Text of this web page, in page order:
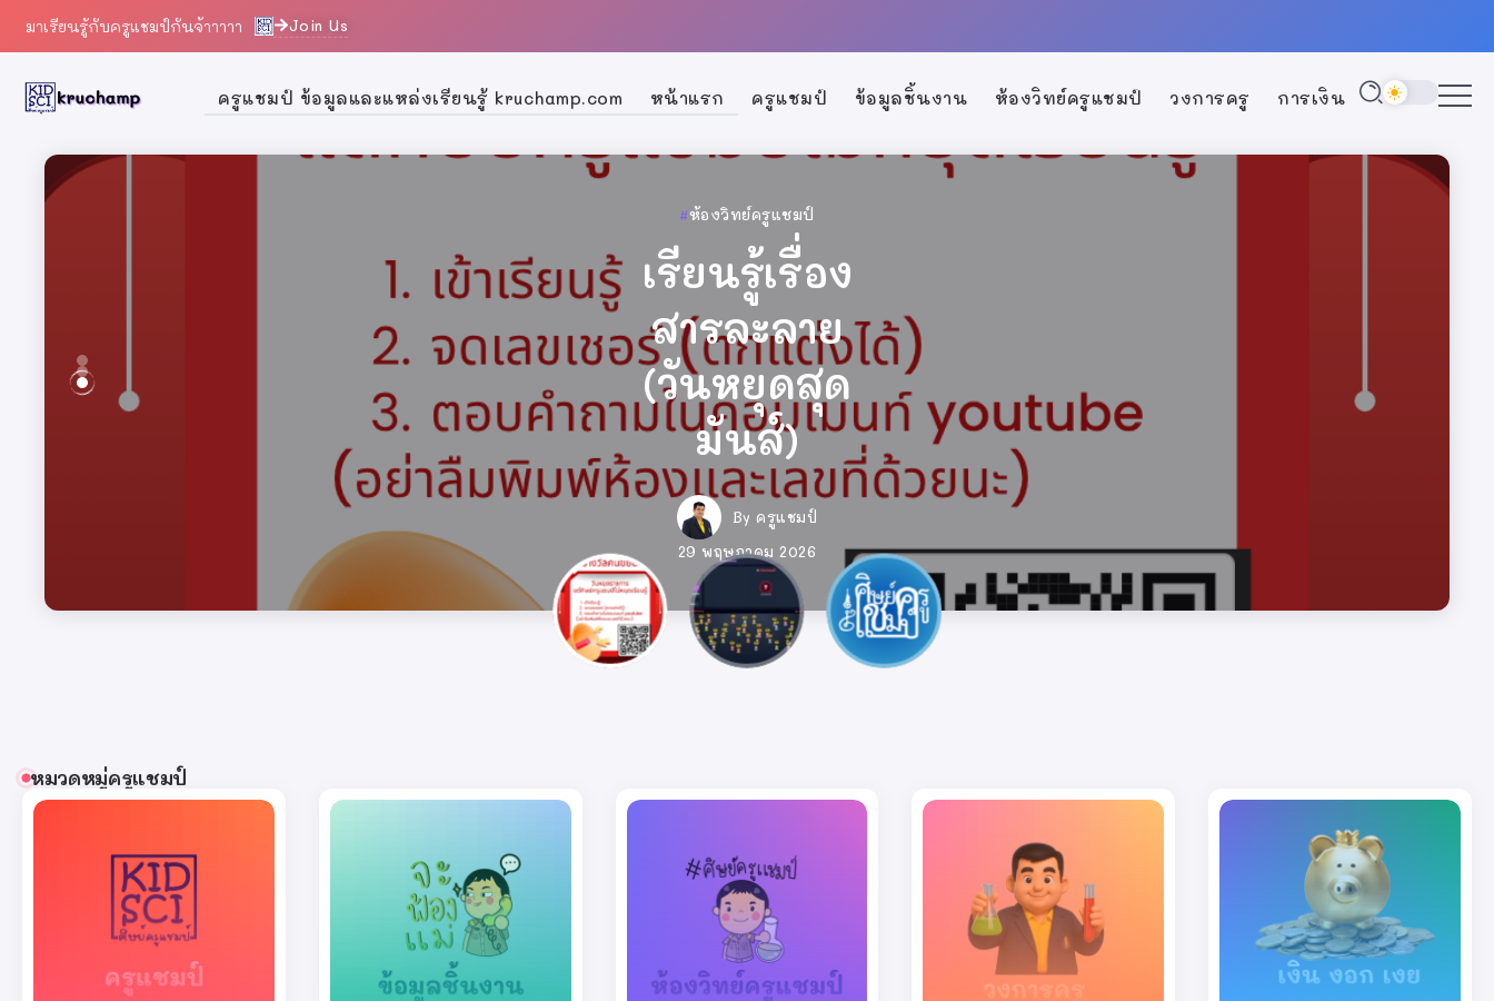
มาเรียนรู้กับครูแชมป์กันจ้าาาาา Join Us
ครูแชมป์ ข้อมูลและแหล่งเรียนรู้ kruchamp.com หน้าแรก ครูแชมป์ ข้อมูลชิ้นงาน ห้องวิทย์ครูแชมป์ วงการครู การเงิน
วงการครู
เกมสุ่มเลขที่
นักเรียน
ครูแชมป์
26 มิถุนายน 2026
ทำเนียบ
ศิษย์ครู
แชมป์ ปี
การศึกษา
2569
By
ครูแชมป์
14 มิถุนายน 2026
ห้องวิทย์ครูแชมป์
เรียนรู้เรื่อง
สารละลาย
(วันหยุดสุด
มันส์)
By
29 พฤษภาคม 2026
วงการครู
เกมสุ่มเลขที่
นักเรียน
ครูแชมป์
26 มิถุนายน 2026
ทำเนียบ
ศิษย์ครู
แชมป์ ปี
การศึกษา
2569
By
ครูแชมป์
14 มิถุนายน 2026
ห้องวิทย์ครูแชมป์
เรียนรู้เรื่อง
สารละลาย
(วันหยุดสุด
มันส์)
By ครูแชมป์
29 พฤษภาคม 2026
วงการครู
เกมสุ่มเลขที่
นักเรียน
26 มิถุนายน 2026
ทำเนียบ
ศิษย์ครู
แชมป์ ปี
การศึกษา
2569
By ครูแชมป์
14 มิถุนายน 2026
ห้องวิทย์ครูแชมป์
เรียนรู้เรื่อง
สารละลาย
(วันหยุดสุด
มันส์)
By ครูแชมป์
29 พฤษภาคม 2026
หมวดหมู่ครูแชมป์